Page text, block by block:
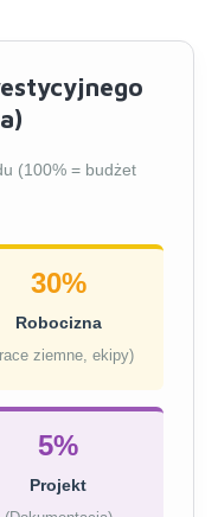
(100% = budżet
30%
Robocizna
ziemne, ekipy)
5%
Projekt